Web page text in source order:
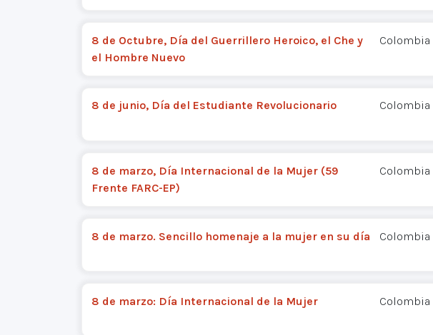
8 de Octubre, Día del Guerrillero Heroico, el Che y
el Hombre Nuevo
Colombia
8 de junio, Día del Estudiante Revolucionario Colombia
8 de marzo, Día Internacional de la Mujer (59
Frente FARC-EP)
Colombia
8 de marzo. Sencillo homenaje a la mujer en su día Colombia
8 de marzo: Día Internacional de la Mujer Colombia